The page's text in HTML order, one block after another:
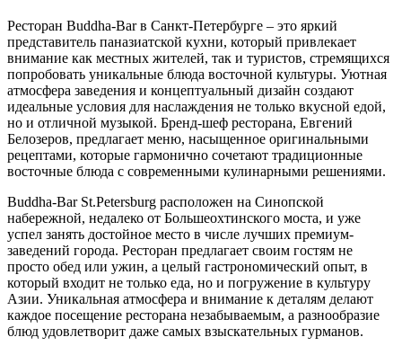
Ресторан Buddha-Bar в Санкт-Петербурге – это яркий
представитель паназиатской кухни, который привлекает
внимание как местных жителей, так и туристов, стремящихся
попробовать уникальные блюда восточной культуры. Уютная
атмосфера заведения и концептуальный дизайн создают
идеальные условия для наслаждения не только вкусной едой,
но и отличной музыкой. Бренд-шеф ресторана, Евгений
Белозеров, предлагает меню, насыщенное оригинальными
рецептами, которые гармонично сочетают традиционные
восточные блюда с современными кулинарными решениями.
Buddha-Bar St.Petersburg расположен на Синопской
набережной, недалеко от Большеохтинского моста, и уже
успел занять достойное место в числе лучших премиум-
заведений города. Ресторан предлагает своим гостям не
просто обед или ужин, а целый гастрономический опыт, в
который входит не только еда, но и погружение в культуру
Азии. Уникальная атмосфера и внимание к деталям делают
каждое посещение ресторана незабываемым, а разнообразие
блюд удовлетворит даже самых взыскательных гурманов.